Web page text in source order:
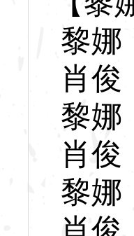
黎娜
肖俊
黎娜
肖俊
黎娜